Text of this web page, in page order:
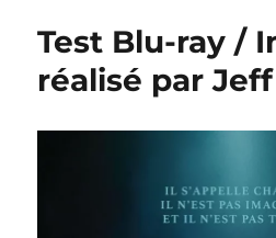
Test Blu-ray /
réalisé par